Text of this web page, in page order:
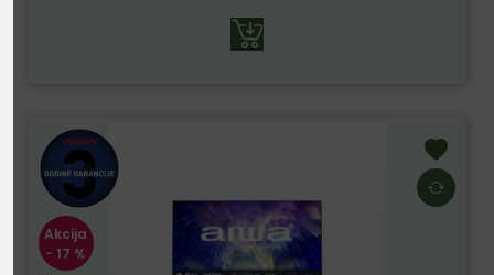
Akcija
- 17 %